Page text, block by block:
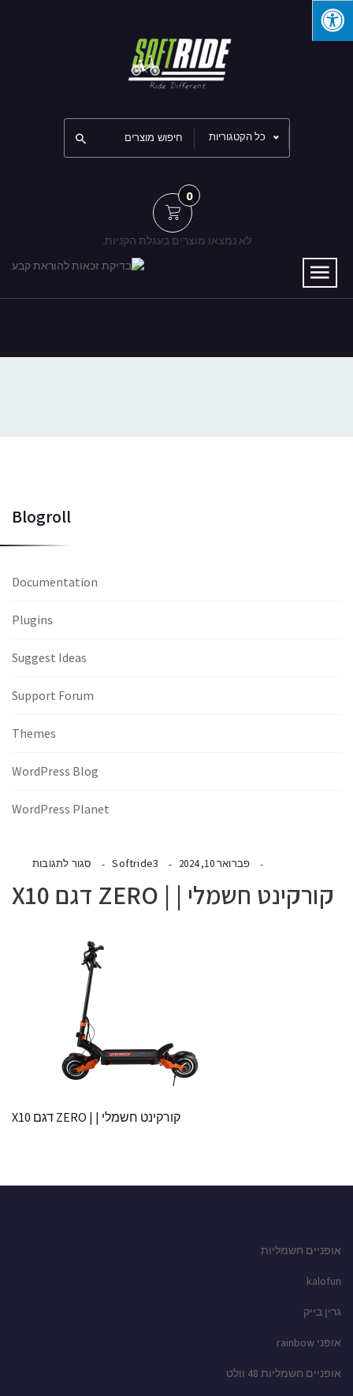
כל הקטגוריות
0
לא נמצאו מוצרים בעגלת הקניות.
פברואר 10, 2024 Softride3 סגור לתגובות
קורקינט חשמלי | | ZERO דגם X10
קורקינט חשמלי | | ZERO דגם X10
Blogroll
Documentation
Plugins
Suggest Ideas
Support Forum
Themes
WordPress Blog
WordPress Planet
אופניים חשמליות
kalofun
גרין בייק
אופני rainbow
אופניים חשמליות 48 וולט